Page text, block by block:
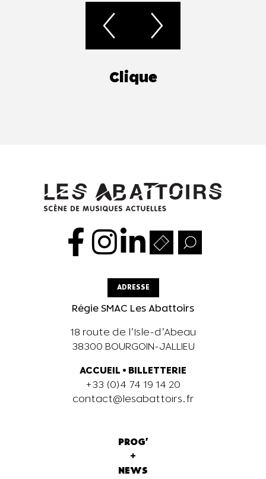
Clique
ADRESSE
Régie SMAC Les Abattoirs
18 route de l’Isle-d’Abeau
38300 BOURGOIN-JALLIEU
ACCUEIL • BILLETTERIE
+33 (0)4 74 19 14 20
contact@lesabattoirs.fr
PROG'
+
NEWS